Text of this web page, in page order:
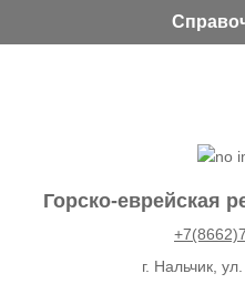
Горско-еврейская
г. Нальчик,